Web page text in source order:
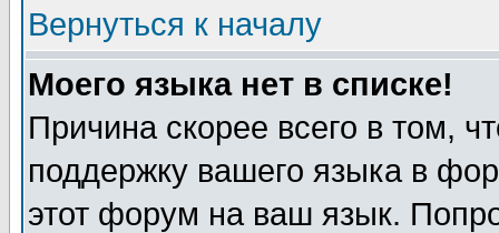
Вернуться к началу
Моего языка нет в списке!
Причина скорее всего в том,
поддержку вашего языка в
этот форум на ваш язык.